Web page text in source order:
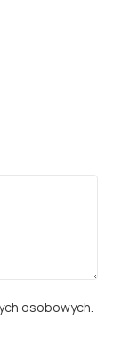
osobowych.